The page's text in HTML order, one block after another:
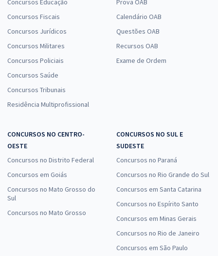
Concursos Educação
Concursos Fiscais
Concursos Jurídicos
Concursos Militares
Concursos Policiais
Concursos Saúde
Concursos Tribunais
Residência Multiprofissional
Prova OAB
Calendário OAB
Questões OAB
Recursos OAB
Exame de Ordem
CONCURSOS NO CENTRO-
OESTE
Concursos no Distrito Federal
Concursos em Goiás
Concursos no Mato Grosso do
Sul
Concursos no Mato Grosso
CONCURSOS NO SUL E
SUDESTE
Concursos no Paraná
Concursos no Rio Grande do Sul
Concursos em Santa Catarina
Concursos no Espírito Santo
Concursos em Minas Gerais
Concursos no Rio de Janeiro
Concursos em São Paulo